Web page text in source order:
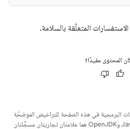
المتعلّقة بالسلامة.
المحتوى مفيدًا؟
البرمجية في هذه الصفحة للتراخيص الموضحّة
. إنّ Java وOpenJDK هما علامتان تجاريتان مسجَّلتان